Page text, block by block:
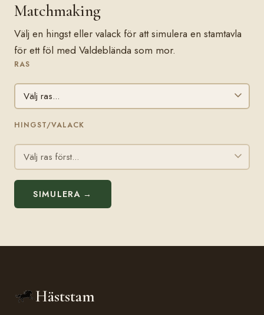
Matchmaking
Välj en hingst eller valack för att simulera en stamtavla
för ett föl med Valdeblända som mor.
RAS
HINGST/VALACK
SIMULERA →
Häststam